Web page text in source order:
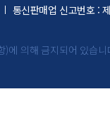
통신판매업 신고번호 :
)에 의해 금지되어 있습니